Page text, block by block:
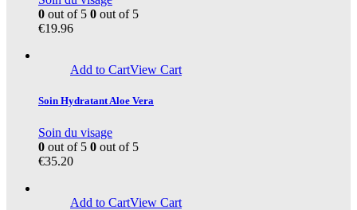
0 out of 5 0 out of 5
€19.96
Add to CartView Cart
Soin Hydratant Aloe Vera
Soin du visage
0 out of 5 0 out of 5
€35.20
Add to CartView Cart